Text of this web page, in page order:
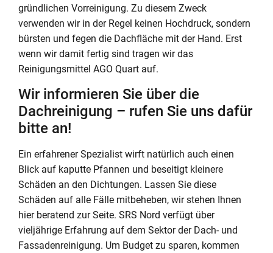
gründlichen Vorreinigung. Zu diesem Zweck
verwenden wir in der Regel keinen Hochdruck, sondern
bürsten und fegen die Dachfläche mit der Hand. Erst
wenn wir damit fertig sind tragen wir das
Reinigungsmittel AGO Quart auf.
Wir informieren Sie über die
Dachreinigung – rufen Sie uns dafür
bitte an!
Ein erfahrener Spezialist wirft natürlich auch einen
Blick auf kaputte Pfannen und beseitigt kleinere
Schäden an den Dichtungen. Lassen Sie diese
Schäden auf alle Fälle mitbeheben, wir stehen Ihnen
hier beratend zur Seite. SRS Nord verfügt über
vieljährige Erfahrung auf dem Sektor der Dach- und
Fassadenreinigung. Um Budget zu sparen, kommen